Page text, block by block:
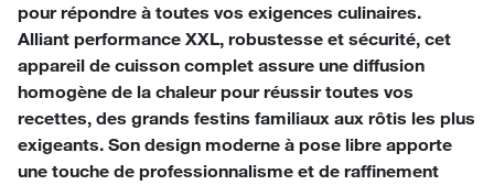
pour répondre à toutes vos exigences culinaires.
Alliant performance XXL, robustesse et sécurité, cet
appareil de cuisson complet assure une diffusion
homogène de la chaleur pour réussir toutes vos
recettes, des grands festins familiaux aux rôtis les plus
exigeants. Son design moderne à pose libre apporte
une touche de professionnalisme et de raffinement